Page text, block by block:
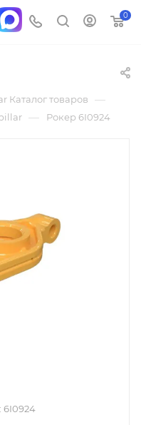
0
Каталог товаров —
— Рокер 6I0924
6I0924